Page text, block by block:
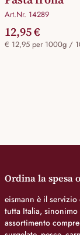
Art.Nr. 14289
12,95 €
€ 12,95 per 1000g /
Ordina la spesa
eismann è il
tutta Italia,
assortimento